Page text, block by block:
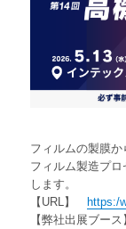
フィルムの製膜
フィルム製造プ
します。
【URL】
https:/
【弊社出展ブー